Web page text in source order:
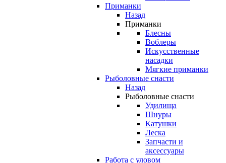
Приманки
Назад
Приманки
Блесны
Воблеры
Искусственные
насадки
Мягкие приманки
Рыболовные снасти
Назад
Рыболовные снасти
Удилища
Шнуры
Катушки
Леска
Запчасти и
аксессуары
Работа с уловом